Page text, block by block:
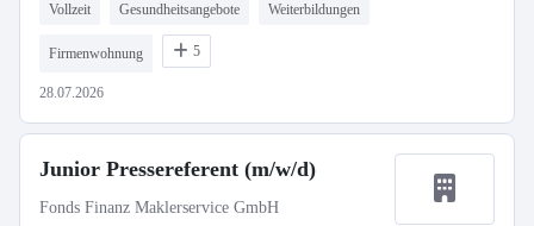
Vollzeit Gesundheitsangebote Weiterbildungen
Firmenwohnung 5
28.07.2026
Junior Pressereferent (m/w/d)
Fonds Finanz Maklerservice GmbH